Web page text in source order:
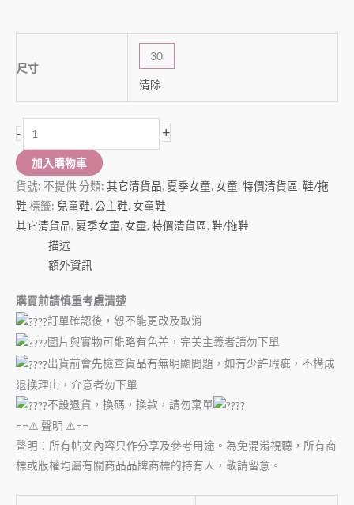
尺寸
30
清除
- +
加入購物車
貨號: 不提供 分類: 其它清貨品, 夏季女童, 女童, 特價清貨區, 鞋/拖
鞋 標籤: 兒童鞋, 公主鞋, 女童鞋
其它清貨品, 夏季女童, 女童, 特價清貨區, 鞋/拖鞋
描述
額外資訊
購買前請慎重考慮清楚
訂單確認後，恕不能更改及取消
圖片與實物可能略有色差，完美主義者請勿下單
出貨前會先檢查貨品有無明顯問題，如有少許瑕疵，不構成
退換理由，介意者勿下單
不設退貨，換碼，換款，請勿棄單
==⚠️ 聲明 ⚠️==
聲明：所有帖文內容只作分享及參考用途。為免混淆視聽，所有商
標或版權均屬有關商品品牌商標的持有人，敬請留意。